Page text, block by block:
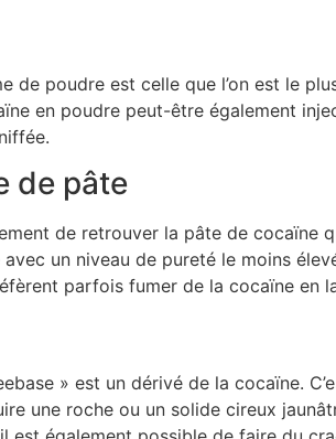
de poudre est celle que l’on est le
en poudre peut-être également
de pâte
de retrouver la pâte de cocaïne
un niveau de pureté le moins
parfois fumer de la cocaïne en
» est un dérivé de la cocaïne.
une roche ou un solide cireux